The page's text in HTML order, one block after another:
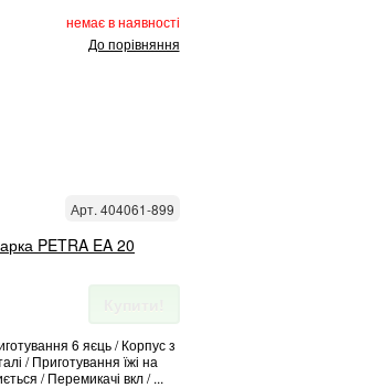
немає в наявності
До порівняння
Арт. 404061-899
PETRA EA 20
6 яєць / Корпус з
/ Приготування їжі на
/ Перемикачі вкл / ...